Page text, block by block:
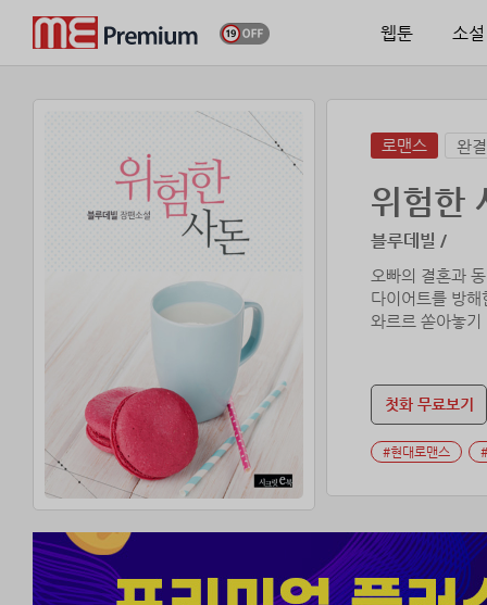
웹툰 소설
로맨스 완결
위험한
블루데빌 /
오빠의 결혼과
다이어트를 방
와르르 쏟아놓기
‘저 녀석, 설마
조금의 미동도
“거기서 뭐 하냐
“티슈 한 통, 콜!”
일순 평원의 얼
전부터 그는 저
첫화 무료보기
#현대로맨스